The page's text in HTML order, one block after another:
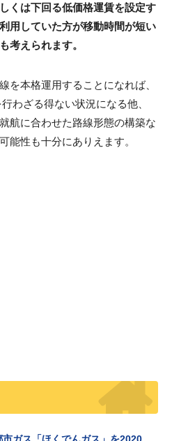
くは下回る低価格運賃を設定す
用していた方が移動時間が短い
考えられます。
を本格運用することになれば、
わざる得ない状況になる他、
航に合わせた路線形態の構築な
能性も十分にありえます。
ガス「ほくでんガス」を2020